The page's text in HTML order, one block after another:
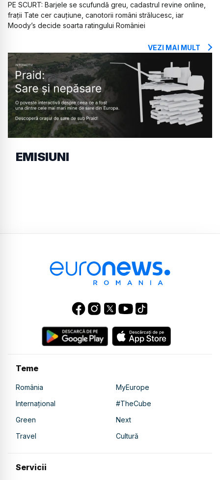
PE SCURT: Barjele se scufundă greu, cadastrul revine online,
frații Tate cer cauțiune, canotorii români strălucesc, iar
Moody’s decide soarta ratingului României
VEZI MAI MULT
EMISIUNI
Teme
România
MyEurope
Internațional
#TheCube
Green
Next
Travel
Cultură
Servicii